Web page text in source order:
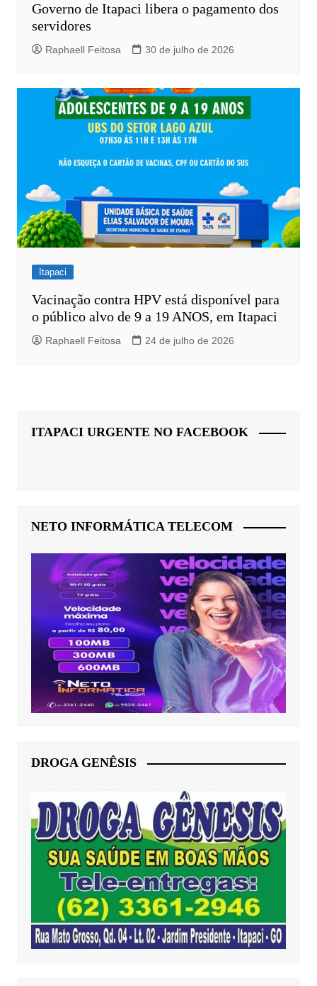
Governo de Itapaci libera o pagamento dos
servidores
Raphaell Feitosa 30 de julho de 2026
Itapaci
Vacinação contra HPV está disponível para
o público alvo de 9 a 19 ANOS, em Itapaci
Raphaell Feitosa 24 de julho de 2026
ITAPACI URGENTE NO FACEBOOK
NETO INFORMÁTICA TELECOM
DROGA GENÊSIS